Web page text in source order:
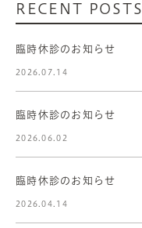
RECENT POSTS
臨時休診のお知らせ
2026.07.14
臨時休診のお知らせ
2026.06.02
臨時休診のお知らせ
2026.04.14